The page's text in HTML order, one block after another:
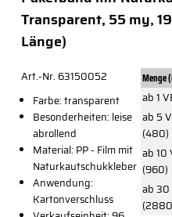
Transparent, 55 my,
Länge)
Art.-Nr. 63150052
Farbe: transparent
Besonderheiten: leise
abrollend
Material: PP - Film mit
Naturkautschukkleber
Anwendung:
Kartonverschluss
Menge
ab 1
ab 5
(480)
ab 10
(960)
ab 30